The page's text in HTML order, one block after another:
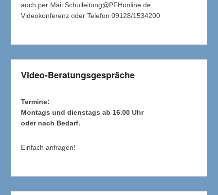
auch per Mail Schulleitung@PFHonline.de,
Videokonferenz oder Telefon 09128/1534200
Video-Beratungsgespräche
Termine:
Montags und dienstags ab 16.00 Uhr
oder nach Bedarf.
Einfach anfragen!